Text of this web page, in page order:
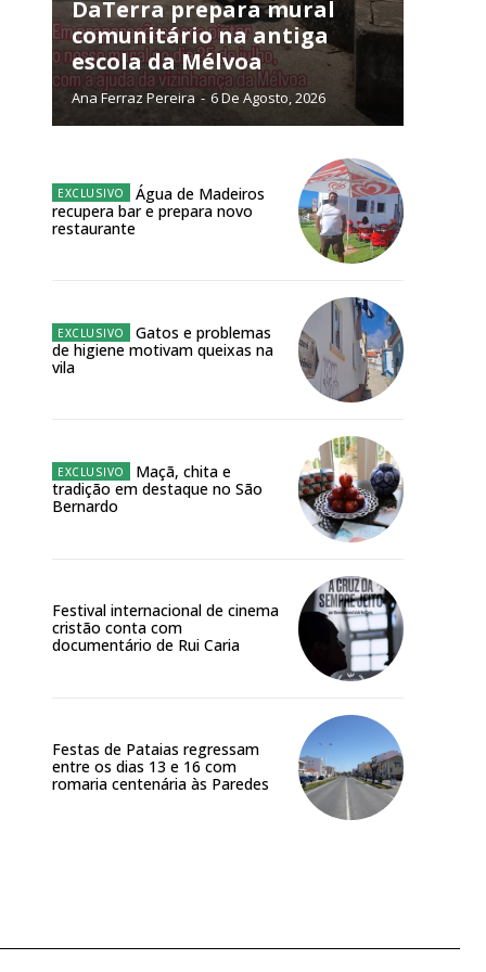
ANUAL
online
Exclusivos para
DaTerra prepara mural
comunitário na antiga
escola da Mélvoa
Ana Ferraz Pereira - 6 De Agosto, 2026
Água de Madeiros
recupera bar e prepara novo
restaurante
Gatos e problemas
de higiene motivam queixas na
vila
Maçã, chita e
tradição em destaque no São
Bernardo
Festival internacional de cinema
cristão conta com
documentário de Rui Caria
Festas de Pataias regressam
entre os dias 13 e 16 com
romaria centenária às Paredes